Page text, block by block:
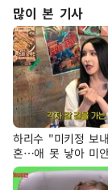
많이 본 기사
하리수 "미키정 보
혼…애 못 낳아 미